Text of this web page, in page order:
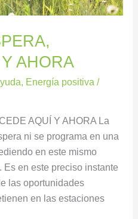
AHORA
, Energía positiva /
AQUÍ Y AHORA La
ni se programa en una
en este mismo
Es en este preciso instante
las oportunidades
en las estaciones